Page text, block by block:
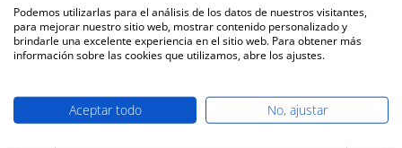
Eurotherm Lausanne vidrio de
Podemos utilizarlas para el análisis de los datos de nuestros visitantes,
para mejorar nuestro sitio web, mostrar contenido personalizado y
brindarle una excelente experiencia en el sitio web. Para obtener más
información sobre las cookies que utilizamos, abre los ajustes.
Aceptar todo No, ajustar